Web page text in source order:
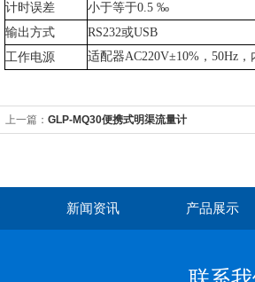
计时误差
小于等于0.5 ‰
输出方式
RS232或USB
工作电源
适配器AC220V±10%，50Hz
上一篇： GLP-MQ30便携式明渠流量计
新闻资讯 产品展示